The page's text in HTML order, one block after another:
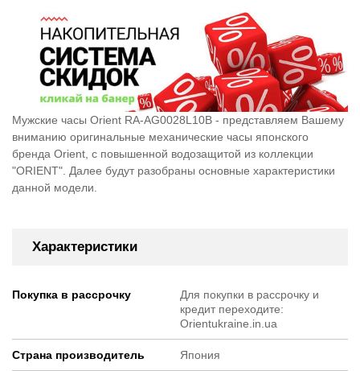
Мужские часы Orient RA-AG0028L10B - представляем Вашему
вниманию оригинальные механические часы японского
бренда Orient, c повышенной водозащитой из коллекции
"ORIENT". Далее будут разобраны основные характеристики
данной модели.
Характеристики
Покупка в рассрочку
Для покупки в рассрочку и
кредит переходите:
Orientukraine.in.ua
Страна производитель Япония